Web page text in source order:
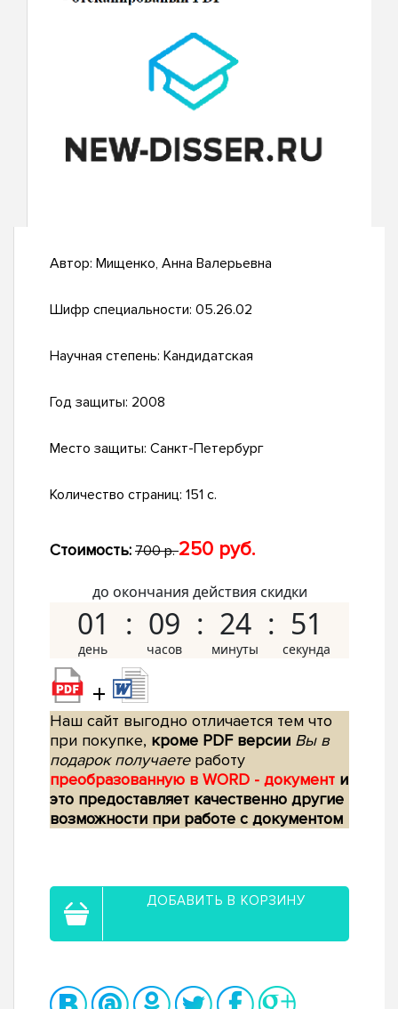
Автор: Мищенко, Анна Валерьевна
Шифр специальности: 05.26.02
Научная степень: Кандидатская
Год защиты: 2008
Место защиты: Санкт-Петербург
Количество страниц: 151 с.
Стоимость: 700 р.250 руб.
до окончания действия скидки
01 09 24 50
+
Наш сайт выгодно отличается тем что
при покупке, кроме PDF версии Вы в
подарок получаетеработу
преобразованную в WORD - документ и
это предоставляет качественно другие
возможности при работе с документом
ДОБАВИТЬ В КОРЗИНУ